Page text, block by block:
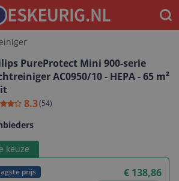
PureProtect Mini 900-serie
AC0950/10 - HEPA - 65 m²
8.3(54)
keuze
prijs € 138,86